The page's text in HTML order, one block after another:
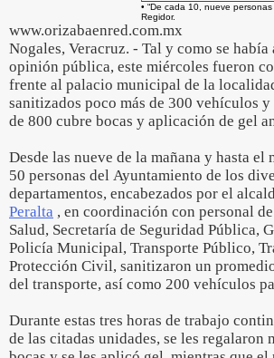
• “De cada 10, nueve
Regidor.
www.orizabaenred.com.mx
Nogales, Veracruz. - Tal y como se
opinión pública, este miércoles fueron
frente al palacio municipal de la
sanitizados poco más de 300 vehículos y
de 800 cubre bocas y aplicación de gel
Desde las nueve de la mañana y hasta el
50 personas del Ayuntamiento de los
departamentos, encabezados por el
Peralta , en coordinación con personal
Salud, Secretaría de Seguridad Pública,
Policía Municipal, Transporte Público,
Protección Civil, sanitizaron un
del transporte, así como 200 vehículos
Durante estas tres horas de trabajo
de las citadas unidades, se les regalaron